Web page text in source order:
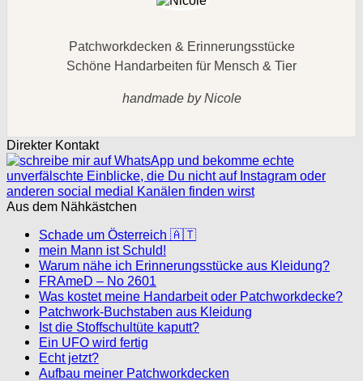
Patchworkdecken & Erinnerungsstücke
Schöne Handarbeiten für Mensch & Tier
handmade by Nicole
Direkter Kontakt
Aus dem Nähkästchen
Schade um Österreich 🇦🇹
mein Mann ist Schuld!
Warum nähe ich Erinnerungsstücke aus Kleidung?
FRAmeD – No 2601
Was kostet meine Handarbeit oder Patchworkdecke?
Patchwork-Buchstaben aus Kleidung
Ist die Stoffschultüte kaputt?
Ein UFO wird fertig
Echt jetzt?
Aufbau meiner Patchworkdecken